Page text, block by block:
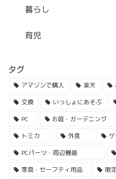
暮らし
育児
タグ
アマゾンで購入 楽天
交換
いっしょにあそぶ
PC
お庭・ガーデニング
トミカ
外食
PCパーツ・周辺機器
家具・セーフティ用品
限